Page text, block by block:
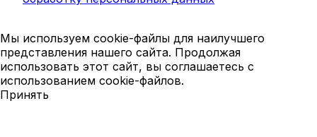
Мы используем cookie-файлы для наилучшего
представления нашего сайта. Продолжая
использовать этот сайт, вы соглашаетесь с
использованием cookie-файлов.
Принять